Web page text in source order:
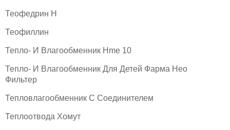
Теофедрин Н
Теофиллин
Тепло- И Влагообменник Hme 10
Тепло- И Влагообменник Для Детей Фарма Нео
Фильтер
Тепловлагообменник С Соединителем
Теплоотвода Хомут